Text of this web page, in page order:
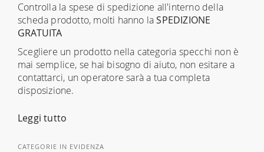
Controlla la spese di spedizione all'interno della
scheda prodotto, molti hanno laSPEDIZIONE
GRATUITA
Scegliere un prodotto nella categoria specchi non è
mai semplice, se hai bisogno di aiuto, non esitare a
contattarci, un operatore sarà a tua completa
disposizione.
Leggi tutto
CATEGORIE IN EVIDENZA